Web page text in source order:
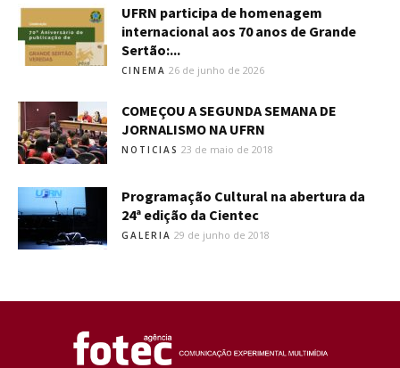
UFRN participa de homenagem
internacional aos 70 anos de Grande
Sertão:...
CINEMA 26 de junho de 2026
COMEÇOU A SEGUNDA SEMANA DE
JORNALISMO NA UFRN
NOTICIAS 23 de maio de 2018
Programação Cultural na abertura da
24ª edição da Cientec
GALERIA 29 de junho de 2018